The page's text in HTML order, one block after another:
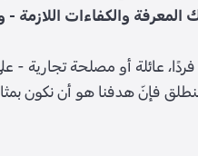
المعرفة والكفاءات
عائلة أو مصلحة تجارية
فإنّ هدفنا هو أن نكون